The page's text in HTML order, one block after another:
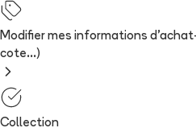
Modifier mes informations
cote...)
Collection